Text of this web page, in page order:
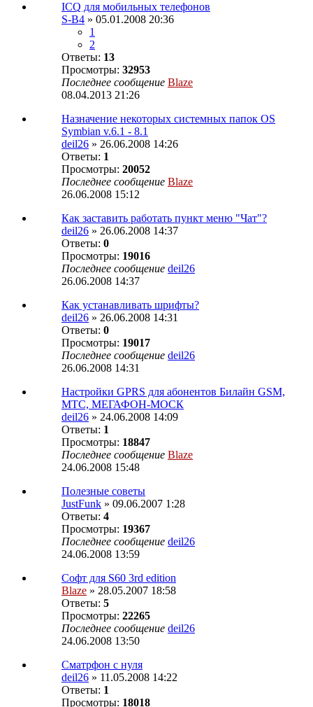
ICQ для мобильных телефонов
S-B4 » 05.01.2008 20:36
1
2
Ответы: 13
Просмотры: 32953
Последнее сообщение Blaze
08.04.2013 21:26
Назначение некоторых системных папок OS
Symbian v.6.1 - 8.1
deil26 » 26.06.2008 14:26
Ответы: 1
Просмотры: 20052
Последнее сообщение Blaze
26.06.2008 15:12
Как заставить работать пункт меню "Чат"?
deil26 » 26.06.2008 14:37
Ответы: 0
Просмотры: 19016
Последнее сообщение deil26
26.06.2008 14:37
Как устанавливать шрифты?
deil26 » 26.06.2008 14:31
Ответы: 0
Просмотры: 19017
Последнее сообщение deil26
26.06.2008 14:31
Настройки GPRS для абонентов Билайн GSM,
МТС, МЕГАФОН-МОСК
deil26 » 24.06.2008 14:09
Ответы: 1
Просмотры: 18847
Последнее сообщение Blaze
24.06.2008 15:48
Полезные советы
JustFunk » 09.06.2007 1:28
Ответы: 4
Просмотры: 19367
Последнее сообщение deil26
24.06.2008 13:59
Софт для S60 3rd edition
Blaze » 28.05.2007 18:58
Ответы: 5
Просмотры: 22265
Последнее сообщение deil26
24.06.2008 13:50
Сматрфон с нуля
deil26 » 11.05.2008 14:22
Ответы: 1
Просмотры: 18018